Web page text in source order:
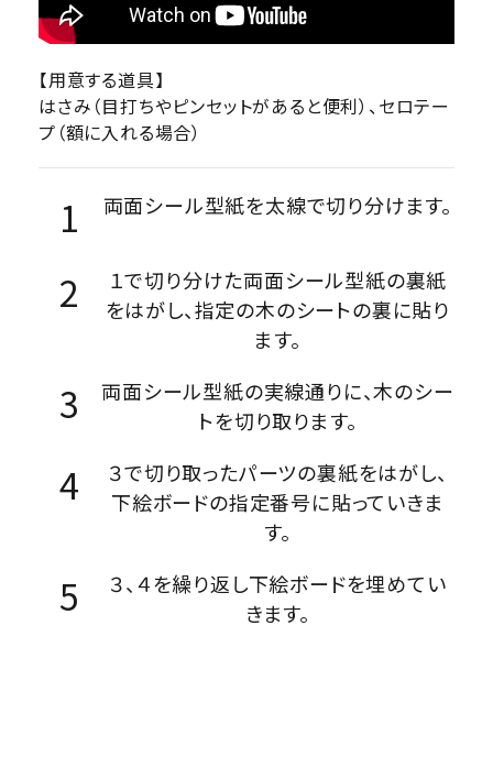
【用意する道具】
はさみ（目打ちやピンセットがあると便利）、セロテー
プ（額に入れる場合）
両面シール型紙を太線で切り分けます。
１で切り分けた両面シール型紙の裏紙
をはがし、指定の木のシートの裏に貼り
ます。
両面シール型紙の実線通りに、木のシー
トを切り取ります。
３で切り取ったパーツの裏紙をはがし、
下絵ボードの指定番号に貼っていきま
す。
３、４を繰り返し下絵ボードを埋めてい
きます。